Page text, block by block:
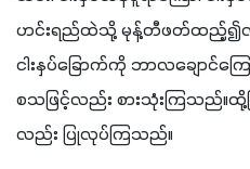
ဟင်းရည်ထဲသို့ မုန့်တီဖတ်ထည့်၍လည်
ငါးနှပ်ခြောက်ကို ဘာလချောင်ကြ
စသဖြင့်လည်း စားသုံးကြသည်။ထို့ပြင်
လည်း ပြုလုပ်ကြသည်။